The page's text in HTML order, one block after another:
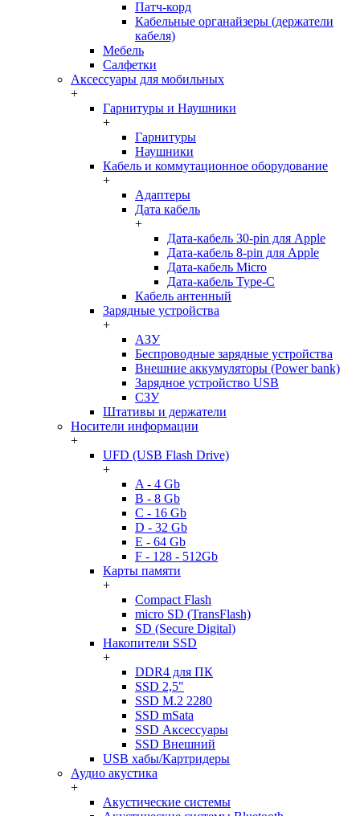
Патч-корд
Кабельные органайзеры (держатели
кабеля)
Мебель
Салфетки
Аксессуары для мобильных
+
Гарнитуры и Наушники
+
Гарнитуры
Наушники
Кабель и коммутационное оборудование
+
Адаптеры
Дата кабель
+
Дата-кабель 30-pin для Apple
Дата-кабель 8-pin для Apple
Дата-кабель Micro
Дата-кабель Type-C
Кабель антенный
Зарядные устройства
+
АЗУ
Беспроводные зарядные устройства
Внешние аккумуляторы (Power bank)
Зарядное устройство USB
СЗУ
Штативы и держатели
Носители информации
+
UFD (USB Flash Drive)
+
A - 4 Gb
B - 8 Gb
C - 16 Gb
D - 32 Gb
E - 64 Gb
F - 128 - 512Gb
Карты памяти
+
Compact Flash
micro SD (TransFlash)
SD (Secure Digital)
Накопители SSD
+
DDR4 для ПК
SSD 2,5"
SSD M.2 2280
SSD mSata
SSD Аксессуары
SSD Внешний
USB хабы/Картридеры
Аудио акустика
+
Акустические системы